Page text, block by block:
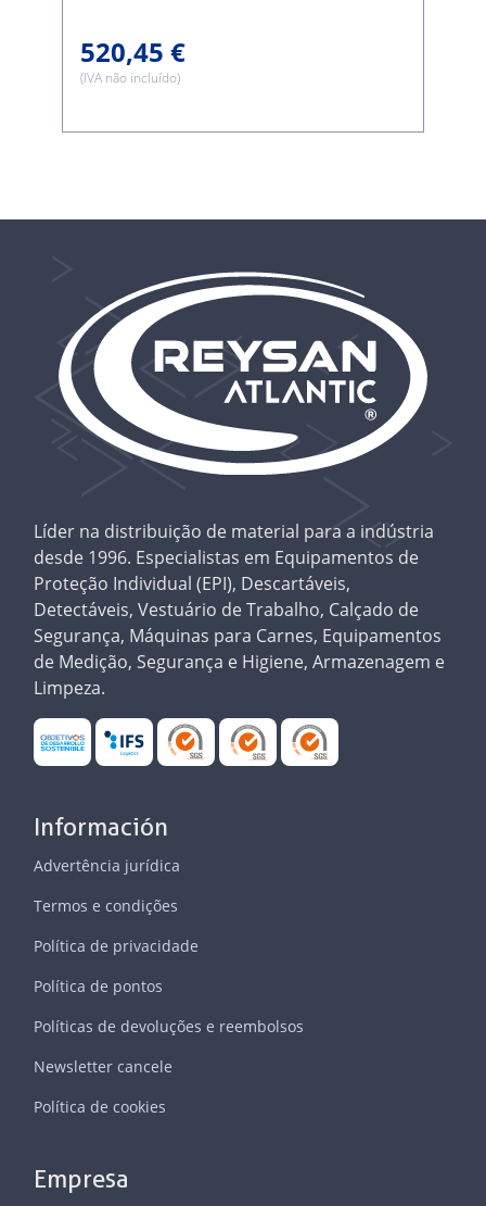
520,45 €
(IVA não incluído)
Líder na distribuição de material para a indústria
desde 1996. Especialistas em Equipamentos de
Proteção Individual (EPI), Descartáveis,
Detectáveis, Vestuário de Trabalho, Calçado de
Segurança, Máquinas para Carnes, Equipamentos
de Medição, Segurança e Higiene, Armazenagem e
Limpeza.
Información
Advertência jurídica
Termos e condições
Política de privacidade
Política de pontos
Políticas de devoluções e reembolsos
Newsletter cancele
Política de cookies
Empresa